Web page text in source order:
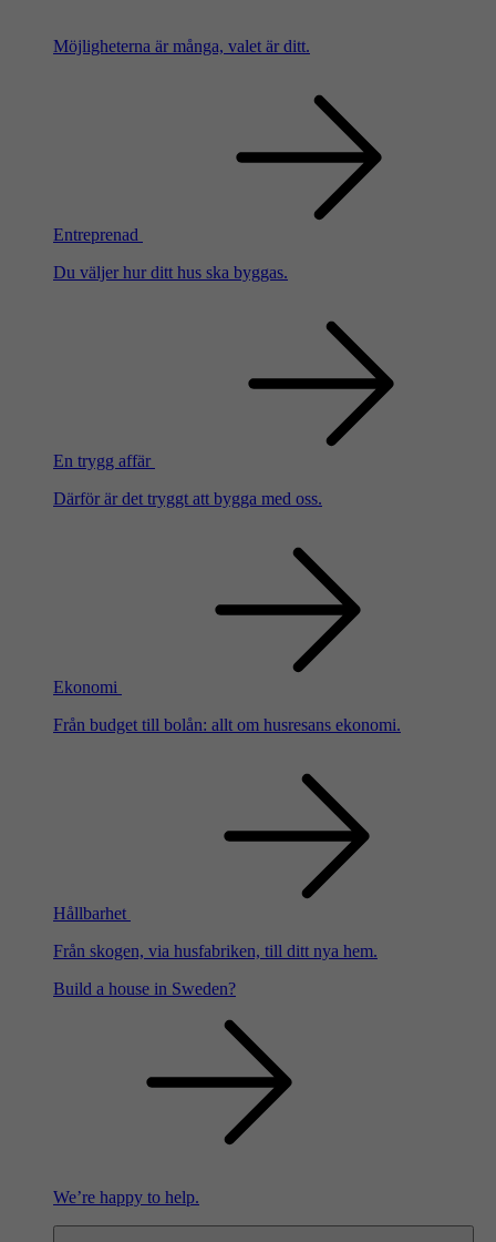
Möjligheterna är många, valet är ditt.
Entreprenad
Du väljer hur ditt hus ska byggas.
En trygg affär
Därför är det tryggt att bygga med oss.
Ekonomi
Från budget till bolån: allt om husresans ekonomi.
Hållbarhet
Från skogen, via husfabriken, till ditt nya hem.
Build a house in Sweden?
We’re happy to help.